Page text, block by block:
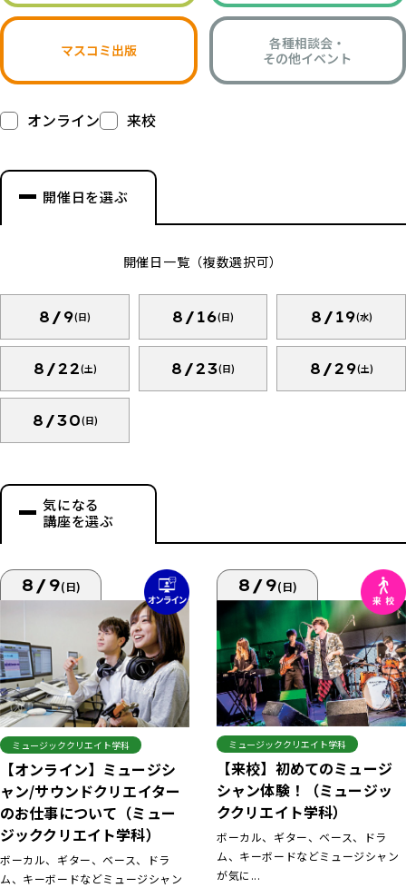
マスコミ出版
各種相談会・
その他イベント
オンライン 来校
開催日を選ぶ
開催日一覧（複数選択可）
8/9(日) 8/16(日) 8/19(水)
8/22(土) 8/23(日) 8/29(土)
8/30(日)
気になる
講座を選ぶ
8/9(日)
ミュージッククリエイト学科
【オンライン】ミュージシ
ャン/サウンドクリエイター
のお仕事について（ミュー
ジッククリエイト学科）
ボーカル、ギター、ベース、ドラ
ム、キーボードなどミュージシャン
8/9(日)
ミュージッククリエイト学科
【来校】初めてのミュージ
シャン体験！（ミュージッ
ククリエイト学科）
ボーカル、ギター、ベース、ドラ
ム、キーボードなどミュージシャン
が気に...